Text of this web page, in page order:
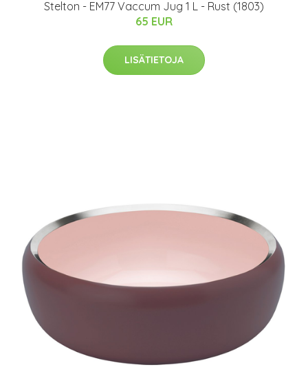
Stelton - EM77 Vaccum Jug 1 L - Rust (1803)
65 EUR
LISÄTIETOJA